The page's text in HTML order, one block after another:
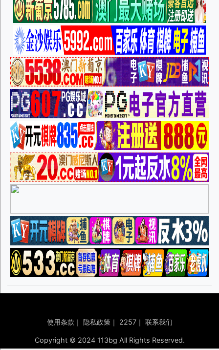
使用条款 ｜ 隐私政策｜ 2257｜ 联系我们
Copyright © 2024 113bg All Rights Reserved.